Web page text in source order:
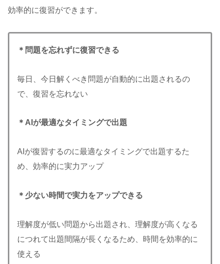
効率的に復習ができます。
＊問題を忘れずに復習できる
毎日、今日解くべき問題が自動的に出題されるの
で、復習を忘れない
＊AIが最適なタイミングで出題
AIが復習するのに最適なタイミングで出題するた
め、効率的に実力アップ
＊少ない時間で実力をアップできる
理解度が低い問題から出題され、理解度が高くなる
につれて出題間隔が長くなるため、時間を効率的に
使える